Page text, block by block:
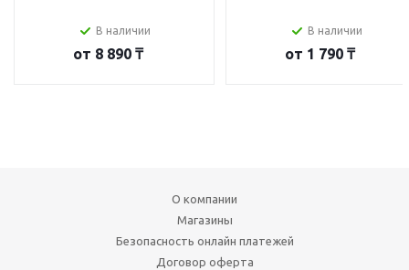
В наличии
от 8 890 ₸
В наличии
от 1 790 ₸
О компании
Магазины
Безопасность онлайн платежей
Договор оферта